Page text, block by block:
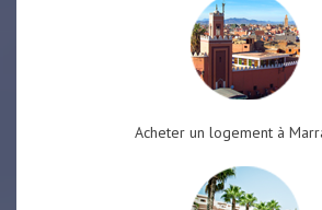
Acheter un logement à